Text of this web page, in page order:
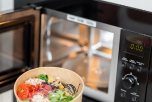
MICROONDAS